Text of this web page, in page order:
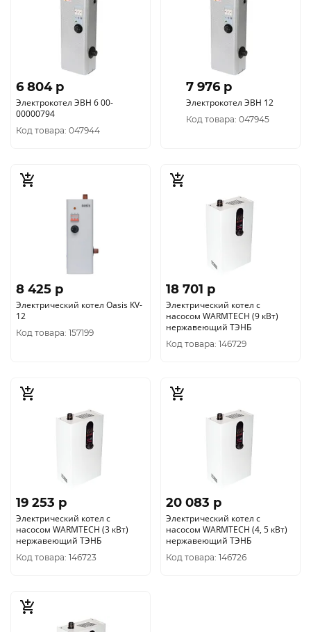
6 804 p
Электрокотел ЭВН 6 00-
00000794
Код товара: 047944
7 976 p
Электрокотел ЭВН 12
Код товара: 047945
8 425 p
Электрический котел Oasis KV-
12
Код товара: 157199
18 701 p
Электрический котел с
насосом WARMTECH (9 кВт)
нержавеющий ТЭНБ
Код товара: 146729
19 253 p
Электрический котел с
насосом WARMTECH (3 кВт)
нержавеющий ТЭНБ
Код товара: 146723
20 083 p
Электрический котел с
насосом WARMTECH (4, 5 кВт)
нержавеющий ТЭНБ
Код товара: 146726